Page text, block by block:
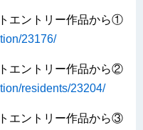
エントリー作品から①
23176/
エントリー作品から②
residents/23204/
エントリー作品から③